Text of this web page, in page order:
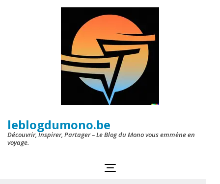
leblogdumono.be
Découvrir, Inspirer, Partager – Le Blog du Mono vous emmène en
voyage.